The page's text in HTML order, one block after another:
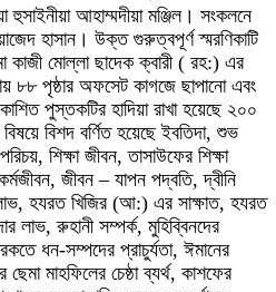
হুসাইনীয়া আহাম্মদীয়া মঞ্জিল। সংকলনে
হাসান। উক্ত গুরুত্বপূর্ণ স্মরণিকাটি
কাজী মোল্লা ছাদেক ক্বারী ( রহ:) এর
৮৮ পৃষ্ঠার অফসেট কাগজে ছাপানো এবং
পুস্তকটির হাদিয়া রাখা হয়েছে ২০০
বিশদ বর্ণিত হয়েছে ইবতিদা, শুভ
শিক্ষা জীবন, তাসাউফের শিক্ষা
জীবন – যাপন পদ্বতি, দ্বীনি
হযরত খিজির (আ:) এর সাক্ষাত, হযরত
লাভ, রুহানী সম্পর্ক, মুহিব্বিনদের
ধন-সম্পদের প্রাচুর্যতা, ঈমানের
মাহফিলের চেষ্ঠা ব্যর্থ, কাশফের